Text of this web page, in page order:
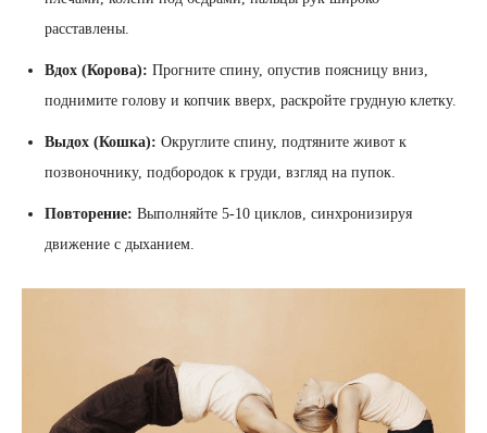
расставлены.
Вдох (Корова): Прогните спину, опустив поясницу вниз,
поднимите голову и копчик вверх, раскройте грудную клетку.
Выдох (Кошка): Округлите спину, подтяните живот к
позвоночнику, подбородок к груди, взгляд на пупок.
Повторение: Выполняйте 5-10 циклов, синхронизируя
движение с дыханием.